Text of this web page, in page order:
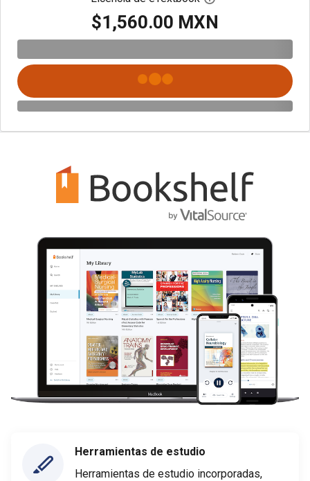
$1,560.00 MXN
Herramientas de estudio
Herramientas de estudio incorporadas,